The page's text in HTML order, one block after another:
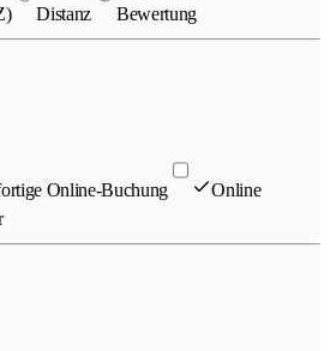
Distanz Bewertung
Online-Buchung
Online